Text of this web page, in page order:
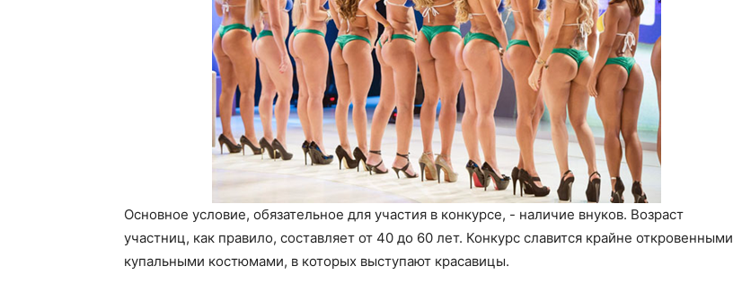
Основное условие, обязательное для участия в конкурсе, - наличие внуков. Возраст
участниц, как правило, составляет от 40 до 60 лет. Конкурс славится крайне откровенными
купальными костюмами, в которых выступают красавицы.